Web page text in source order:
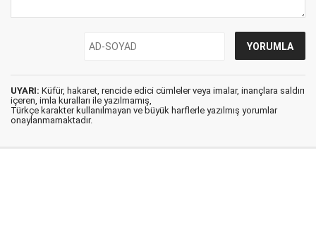
UYARI: Küfür, hakaret, rencide edici cümleler veya imalar, inançlara saldırı
içeren, imla kuralları ile yazılmamış,
Türkçe karakter kullanılmayan ve büyük harflerle yazılmış yorumlar
onaylanmamaktadır.